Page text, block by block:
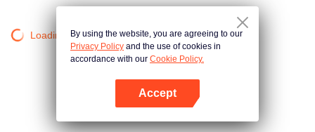
Loading…By using the website, you are agreeing to our
Privacy Policy and the use of cookies in
accordance with our Cookie Policy.
Accept